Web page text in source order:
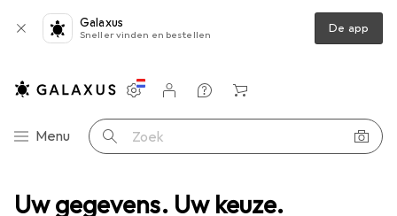
Uw gegevens. Uw keuze.
Galaxus
Sneller vinden en bestellen De app
Categorie navigatie
Menu Zoek op
Instellingen
Klantenaccount
Produktvergelijking
Verlanglijstje
Winkelmandje
+ Ongediertebestrijding Planten Winterbescherming + Tuinvlies